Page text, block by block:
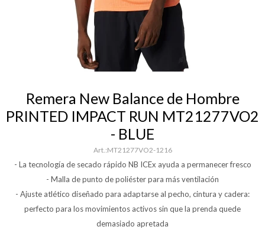
Remera New Balance de Hombre
PRINTED IMPACT RUN MT21277VO2
- BLUE
MT21277VO2-1216
- La tecnología de secado rápido NB ICEx ayuda a permanecer fresco
- Malla de punto de poliéster para más ventilación
- Ajuste atlético diseñado para adaptarse al pecho, cintura y cadera:
perfecto para los movimientos activos sin que la prenda quede
demasiado apretada